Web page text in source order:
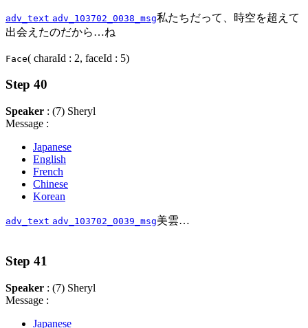
adv_text adv_103702_0038_msg私たちだって、時空を超えて
出会えたのだから…ね
Face( charaId : 2, faceId : 5)
Step 40
Speaker : (7) Sheryl
Message :
Japanese
English
French
Chinese
Korean
adv_text adv_103702_0039_msg美雲…
Step 41
Speaker : (7) Sheryl
Message :
Japanese